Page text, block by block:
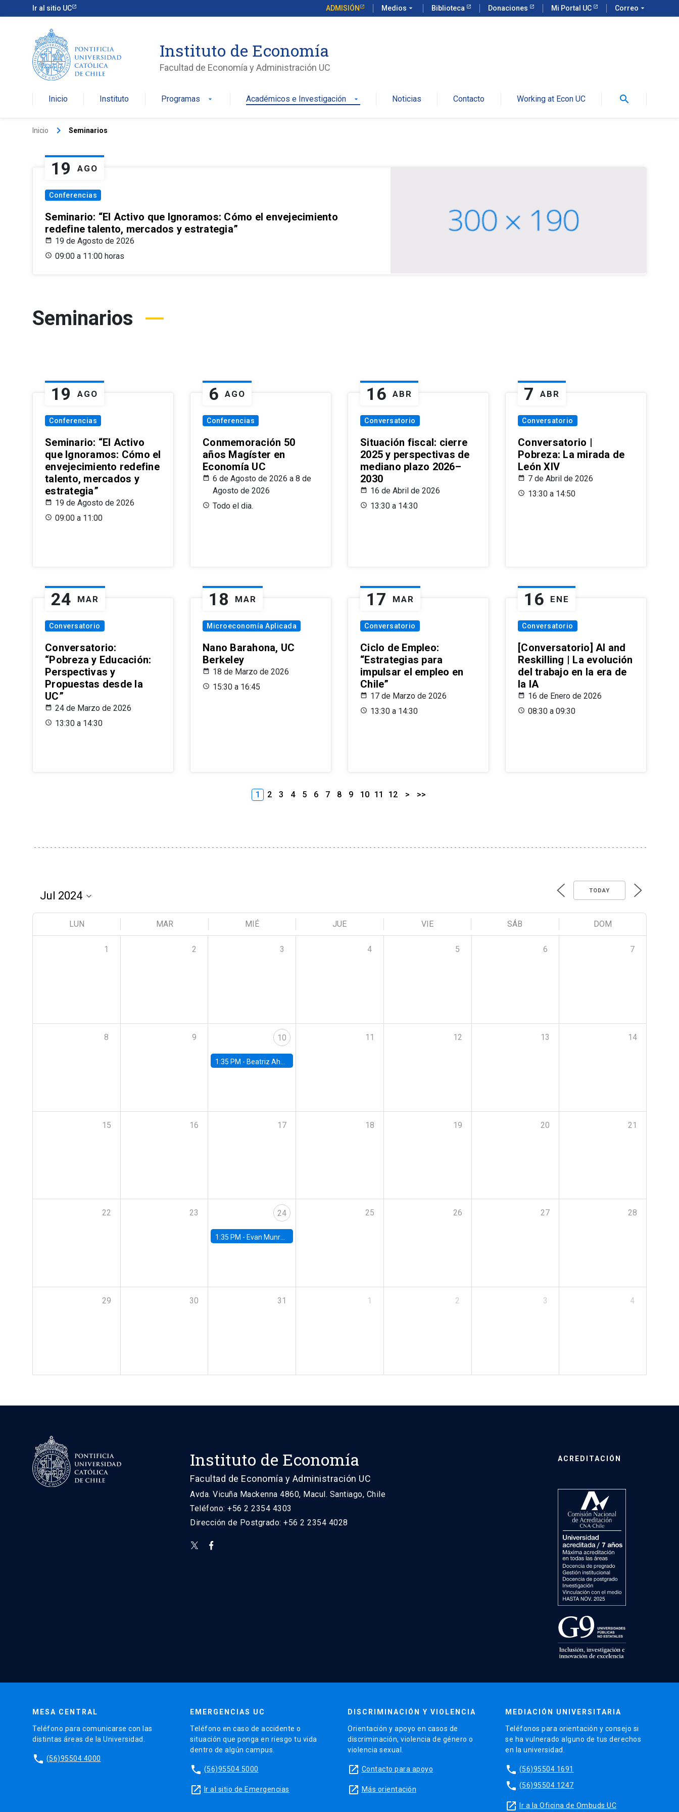
Ir al sitio UC ADMISIÓN Medios arrow_drop_down Biblioteca Donaciones Mi Portal UC Correo arrow_drop_down
Instituto de Economía
Facultad de Economía y Administración UC
Inicio Instituto Programas arrow_drop_down Académicos e Investigación arrow_drop_down Noticias Contacto Working at Econ UC search
Inicio keyboard_arrow_right Seminarios
19 AGO
Conferencias
Seminario: “El Activo que Ignoramos: Cómo el envejecimiento
redefine talento, mercados y estrategia”
19 de Agosto de 2026
09:00 a 11:00 horas
Seminarios
19 AGO
Conferencias
Seminario: “El Activo
que Ignoramos: Cómo el
envejecimiento redefine
talento, mercados y
estrategia”
19 de Agosto de 2026
09:00 a 11:00
6 AGO
Conferencias
Conmemoración 50
años Magíster en
Economía UC
6 de Agosto de 2026 a 8 de
Agosto de 2026
Todo el dia.
16 ABR
Conversatorio
Situación fiscal: cierre
2025 y perspectivas de
mediano plazo 2026–
2030
16 de Abril de 2026
13:30 a 14:30
7 ABR
Conversatorio
Conversatorio |
Pobreza: La mirada de
León XIV
7 de Abril de 2026
13:30 a 14:50
24 MAR
Conversatorio
Conversatorio:
“Pobreza y Educación:
Perspectivas y
Propuestas desde la
UC”
24 de Marzo de 2026
13:30 a 14:30
18 MAR
Microeconomía Aplicada
Nano Barahona, UC
Berkeley
18 de Marzo de 2026
15:30 a 16:45
17 MAR
Conversatorio
Ciclo de Empleo:
“Estrategias para
impulsar el empleo en
Chile”
17 de Marzo de 2026
13:30 a 14:30
16 ENE
Conversatorio
[Conversatorio] AI and
Reskilling | La evolución
del trabajo en la era de
la IA
16 de Enero de 2026
08:30 a 09:30
1 2 3 4 5 6 7 8 9 10 11 12 > >>
TODAY
LUN MAR MIÉ JUE VIE SÁB DOM
1 2 3 4 5 6 7
8 9 10
1:35 PM - Beatriz Ahumada, PhD candidate, Universidad de Pittsburgh
11 12 13 14
15 16 17 18 19 20 21
22 23 24
1:35 PM - Evan Munro, Neyman Visiting Assistant Professor in the Department of Statistics at UC Berkeley
25 26 27 28
29 30 31 1 2 3 4
Instituto de Economía
Facultad de Economía y Administración UC
Avda. Vicuña Mackenna 4860, Macul. Santiago, Chile
Teléfono: +56 2 2354 4303
Dirección de Postgrado: +56 2 2354 4028
ACREDITACIÓN
MESA CENTRAL
Teléfono para comunicarse con las
distintas áreas de la Universidad.
phone (56)95504 4000
EMERGENCIAS UC
Teléfono en caso de accidente o
situación que ponga en riesgo tu vida
dentro de algún campus.
phone (56)95504 5000
launch Ir al sitio de Emergencias
DISCRIMINACIÓN Y VIOLENCIA
Orientación y apoyo en casos de
discriminación, violencia de género o
violencia sexual.
launch Contacto para apoyo
launch Más orientación
MEDIACIÓN UNIVERSITARIA
Teléfonos para orientación y consejo si
se ha vulnerado alguno de tus derechos
en la universidad.
phone (56)95504 1691
phone (56)95504 1247
launch Ir a la Oficina de Ombuds UC